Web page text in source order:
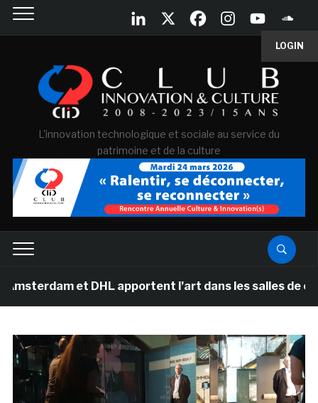
LOGIN
L'innovation technologique et sociale au service du
patrimoine et de la culture
et DHL apportent l’art dans les salles de classe des